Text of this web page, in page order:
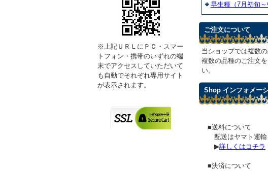
早生種（7月初旬～
ご注文について
当ショップでは複数
複数の品種のご注文
い。
Shop インフォメー
■送料について
配送はヤマト運輸
▶詳しくはコチラ
■決済について
※上記ＵＲＬにＰＣ・スマー
トフォン・携帯のいずれの端
末でアクセスしていただいて
も自動でそれぞれ専用サイト
が表示されます。